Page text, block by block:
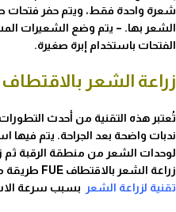
شعرة واحدة فقط، ويتم حفر فتحات
الشعر بها. – يتم وضع الشعيرات
الفتحات باستخدام إبرة صغيرة.
زراعة الشعر بالاقتطاف FUE:
تُعتبر هذه التقنية من أحدث
ندبات واضحة بعد الجراحة. يتم
لوحدات الشعر من منطقة الرقبة ثم
زراعة الشعر بالاقتطاف FUE طريقة مفضلة لدى العديد من الرجال و
تقنية لزراعة الشعر
بسبب سرعة